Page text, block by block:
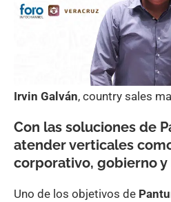
Irvin Galván, country sales
Con las soluciones de
atender verticales
corporativo, gobierno y
Uno de los objetivos de